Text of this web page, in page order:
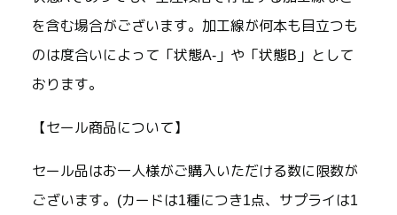
を含む場合がございます。加工線が何本も目立つも
のは度合いによって「状態A-」や「状態B」として
おります。
【セール商品について】
セール品はお一人様がご購入いただける数に限数が
ございます。(カードは1種につき1点、サプライは1